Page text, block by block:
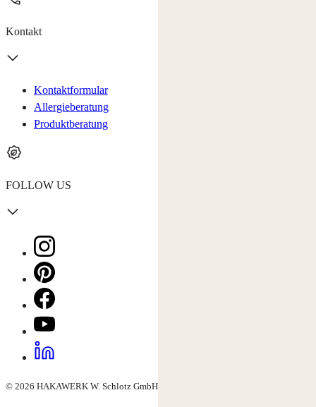
Kontakt
Kontaktformular
Allergieberatung
Produktberatung
FOLLOW US
© 2026 HAKAWERK W. Schlotz GmbH